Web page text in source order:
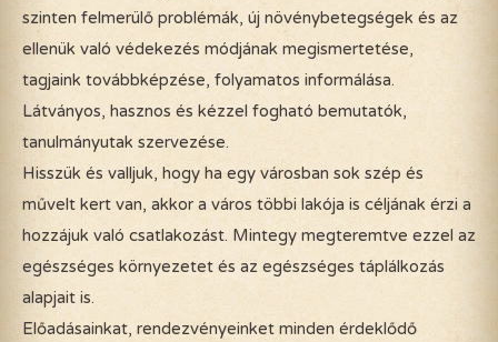
szinten felmerülő problémák, új növénybetegségek és az
ellenük való védekezés módjának megismertetése,
tagjaink továbbképzése, folyamatos informálása.
Látványos, hasznos és kézzel fogható bemutatók,
tanulmányutak szervezése.
Hisszük és valljuk, hogy ha egy városban sok szép és
művelt kert van, akkor a város többi lakója is céljának érzi a
hozzájuk való csatlakozást. Mintegy megteremtve ezzel az
egészséges környezetet és az egészséges táplálkozás
alapjait is.
Előadásainkat, rendezvényeinket minden érdeklődő